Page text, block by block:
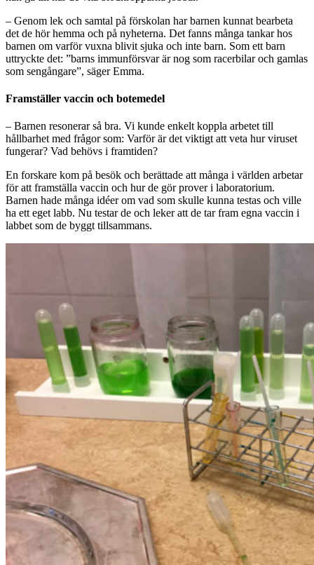
– Genom lek och samtal på förskolan har barnen kunnat bearbeta
det de hör hemma och på nyheterna. Det fanns många tankar hos
barnen om varför vuxna blivit sjuka och inte barn. Som ett barn
uttryckte det: ”barns immunförsvar är nog som racerbilar och gamlas
som sengångare”, säger Emma.
Framställer vaccin och botemedel
– Barnen resonerar så bra. Vi kunde enkelt koppla arbetet till
hållbarhet med frågor som: Varför är det viktigt att veta hur viruset
fungerar? Vad behövs i framtiden?
En forskare kom på besök och berättade att många i världen arbetar
för att framställa vaccin och hur de gör prover i laboratorium.
Barnen hade många idéer om vad som skulle kunna testas och ville
ha ett eget labb. Nu testar de och leker att de tar fram egna vaccin i
labbet som de byggt tillsammans.